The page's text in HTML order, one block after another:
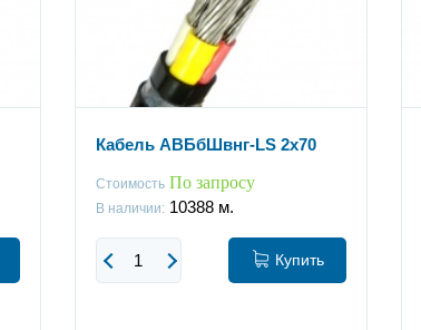
Кабель АВБбШвнг-LS 2x70
СтоимостьПо запросу
В наличии:10388 м.
Купить